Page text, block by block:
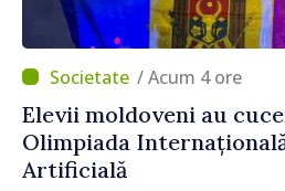
/ Acum 4 ore
Elevii moldoveni au
Olimpiada
Artificială